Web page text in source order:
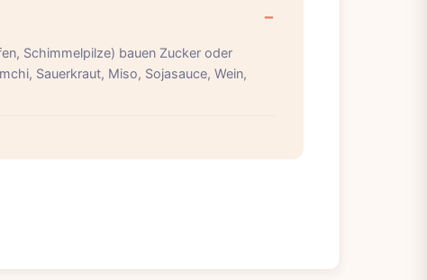
Schimmelpilze) bauen Zucker oder
Sauerkraut, Miso, Sojasauce, Wein,